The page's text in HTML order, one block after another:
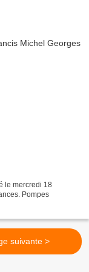
le mercredi 18
Pompes
suivante >